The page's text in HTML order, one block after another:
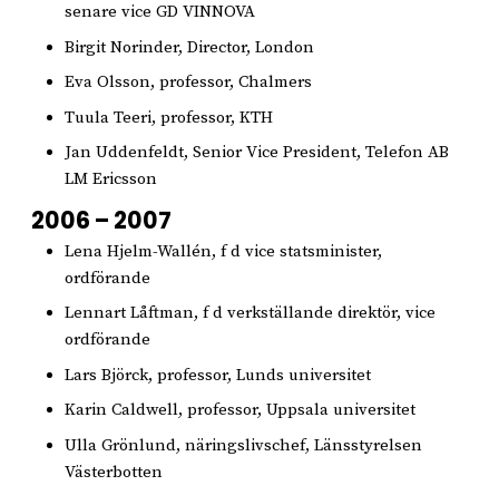
senare vice GD VINNOVA
Birgit Norinder, Director, London
Eva Olsson, professor, Chalmers
Tuula Teeri, professor, KTH
Jan Uddenfeldt, Senior Vice President, Telefon AB
LM Ericsson
2006 – 2007
Lena Hjelm-Wallén, f d vice statsminister,
ordförande
Lennart Låftman, f d verkställande direktör, vice
ordförande
Lars Björck, professor, Lunds universitet
Karin Caldwell, professor, Uppsala universitet
Ulla Grönlund, näringslivschef, Länsstyrelsen
Västerbotten